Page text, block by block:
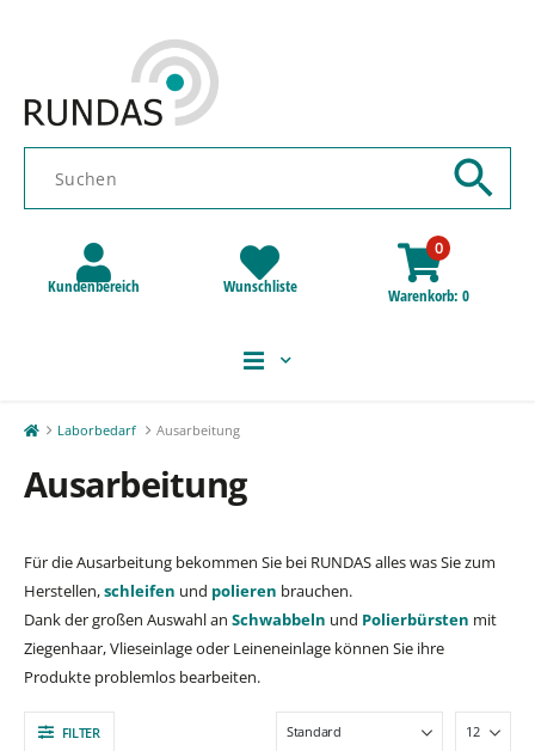
Kundenbereich Wunschliste
0
Warenkorb 0
Laborbedarf Ausarbeitung
Ausarbeitung
Für die Ausarbeitung bekommen Sie bei RUNDAS alles was Sie zum
Herstellen,schleifen und polieren brauchen.
Dank der großen Auswahl an Schwabbeln und Polierbürsten mit
Ziegenhaar, Vlieseinlage oder Leineneinlage können Sie ihre
Produkte problemlos bearbeiten.
FILTER